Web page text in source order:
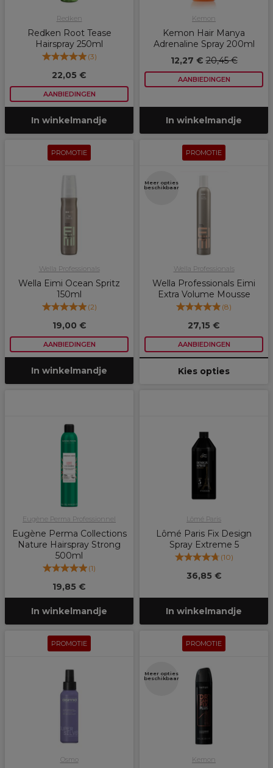
Redken
Redken Root Tease
Hairspray 250ml
(3)
22,05 €
AANBIEDINGEN
In winkelmandje
Kemon
Kemon Hair Manya
Adrenaline Spray 200ml
12,27 €20,45 €
AANBIEDINGEN
In winkelmandje
PROMOTIE
Wella Professionals
Wella Eimi Ocean Spritz
150ml
(2)
19,00 €
AANBIEDINGEN
In winkelmandje
PROMOTIE
Meer opties
beschikbaar
Wella Professionals
Wella Professionals Eimi
Extra Volume Mousse
(8)
27,15 €
AANBIEDINGEN
Kies opties
Eugène Perma Professionnel
Eugène Perma Collections
Nature Hairspray Strong
500ml
(1)
19,85 €
In winkelmandje
Lômé Paris
Lômé Paris Fix Design
Spray Extreme 5
(10)
36,85 €
In winkelmandje
PROMOTIE
Osmo
PROMOTIE
Meer opties
beschikbaar
Kemon